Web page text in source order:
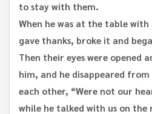
to stay with them.
When he was at the table
gave thanks, broke it and
Then their eyes were opened
him, and he disappeared
each other, “Were not our
while he talked with us on the